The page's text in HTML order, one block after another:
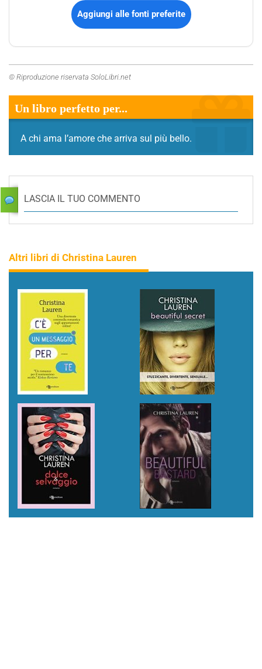
Aggiungi alle fonti preferite
© Riproduzione riservata SoloLibri.net
Un libro perfetto per...
A chi ama l’amore che arriva sul più bello.
LASCIA IL TUO COMMENTO
Altri libri di Christina Lauren